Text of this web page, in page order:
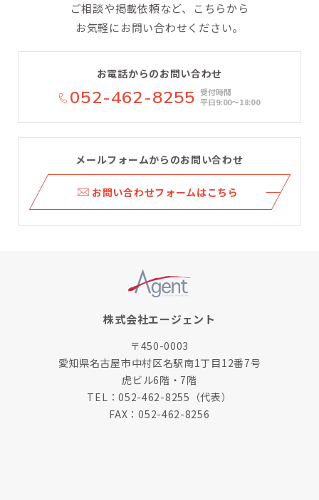
ご相談や掲載依頼など、こちらから
お気軽にお問い合わせください。
お電話からのお問い合わせ
052-462-8255 受付時間
平日9:00〜18:00
メールフォームからのお問い合わせ
お問い合わせフォームはこちら
株式会社エージェント
〒450-0003
愛知県名古屋市中村区名駅南1丁目12番7号
虎ビル6階・7階
TEL：052-462-8255 （代表）
FAX：052-462-8256